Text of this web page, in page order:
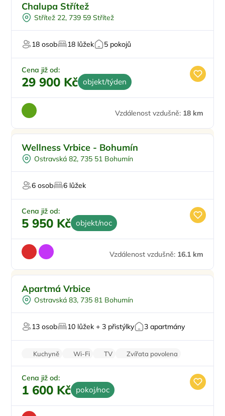
Chalupa Střítež
Střítež 22, 739 59 Střítež
18 osob 18 lůžek 5 pokojů
Cena již od:
29 900 Kč objekt/týden
Vzdálenost vzdušně: 18 km
Wellness Vrbice - Bohumín
Ostravská 82, 735 51 Bohumín
6 osob 6 lůžek
Cena již od:
5 950 Kč objekt/noc
Vzdálenost vzdušně: 16.1 km
Masáže
U vody
Apartmá Vrbice
Ostravská 83, 735 81 Bohumín
13 osob 10 lůžek + 3 přistýlky 3 apartmány
Kuchyně Wi-Fi TV
Zvířata povolena
Pračka
Cena již od:
1 600 Kč pokoj/noc